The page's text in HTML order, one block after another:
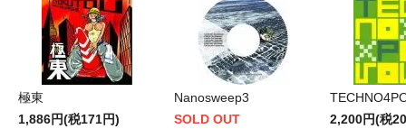
極東
1,886円(税171円)
Nanosweep3
SOLD OUT
2,200円(税